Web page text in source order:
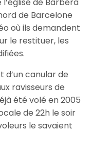
de Barcelone
où ils demandent
le restituer, les
d’un canular de
ravisseurs de
été volé en 2005
de 22h le soir
le savaient